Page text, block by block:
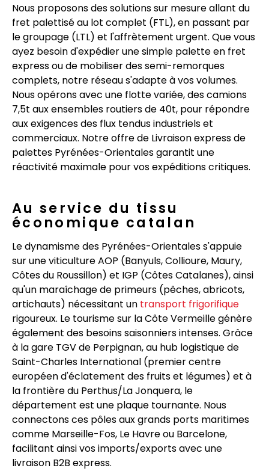
Nous proposons des solutions sur mesure allant du
fret palettisé au lot complet (FTL), en passant par
le groupage (LTL) et l'affrètement urgent. Que vous
ayez besoin d'expédier une simple palette en fret
express ou de mobiliser des semi-remorques
complets, notre réseau s'adapte à vos volumes.
Nous opérons avec une flotte variée, des camions
7,5t aux ensembles routiers de 40t, pour répondre
aux exigences des flux tendus industriels et
commerciaux. Notre offre de Livraison express de
palettes Pyrénées-Orientales garantit une
réactivité maximale pour vos expéditions critiques.
Au service du tissu
économique catalan
Le dynamisme des Pyrénées-Orientales s'appuie
sur une viticulture AOP (Banyuls, Collioure, Maury,
Côtes du Roussillon) et IGP (Côtes Catalanes), ainsi
qu'un maraîchage de primeurs (pêches, abricots,
artichauts) nécessitant un transport frigorifique
rigoureux. Le tourisme sur la Côte Vermeille génère
également des besoins saisonniers intenses. Grâce
à la gare TGV de Perpignan, au hub logistique de
Saint-Charles International (premier centre
européen d'éclatement des fruits et légumes) et à
la frontière du Perthus/La Jonquera, le
département est une plaque tournante. Nous
connectons ces pôles aux grands ports maritimes
comme Marseille-Fos, Le Havre ou Barcelone,
facilitant ainsi vos imports/exports avec une
livraison B2B express.